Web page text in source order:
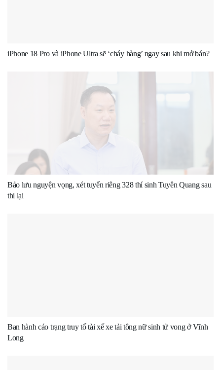
iPhone 18 Pro và iPhone Ultra sẽ ‘cháy hàng’ ngay sau khi mở bán?
Bảo lưu nguyện vọng, xét tuyển riêng 328 thí sinh Tuyên Quang sau
thi lại
Ban hành cáo trạng truy tố tài xế xe tải tông nữ sinh tử vong ở Vĩnh
Long